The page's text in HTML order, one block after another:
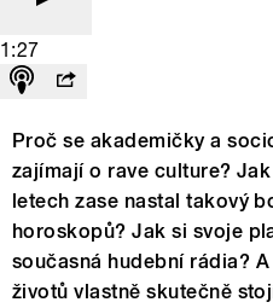
1:27
Proč se akademičky a
zajímají o rave culture?
letech zase nastal takový
horoskopů? Jak si svoje
současná hudební rádia?
životů vlastně skutečně